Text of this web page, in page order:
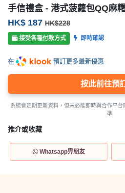
艇
租
手信禮盒 - 港式菠蘿包QQ麻
HK$ 187 HK$228
接受各種付款方式 即時確認
在 預訂更多最新優惠
按此前往預
系統會定期更新資料，但未必能即時與合作平
準
推介或收藏
Whatsapp畀朋友